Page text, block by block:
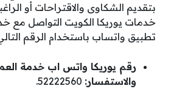
بتقديم الشكاوى والاقتراحات أو
خدمات يوريكا الكويت التواصل مع
تطبيق واتساب باستخدام الرقم
رقم يوريكا واتس اب خدمة
والاستفسار: